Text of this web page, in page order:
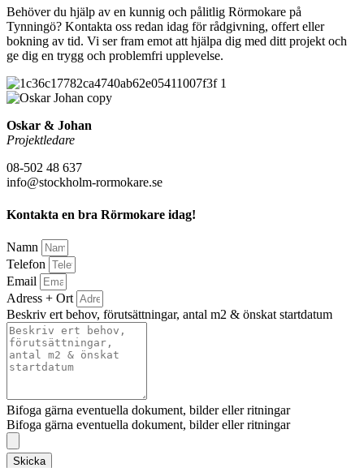
Behöver du hjälp av en kunnig och pålitlig Rörmokare på
Tynningö? Kontakta oss redan idag för rådgivning, offert eller
bokning av tid. Vi ser fram emot att hjälpa dig med ditt projekt och
ge dig en trygg och problemfri upplevelse.
Oskar & Johan
Projektledare
08-502 48 637
info@stockholm-rormokare.se
Kontakta en bra Rörmokare idag!
Namn
Telefon
Email
Adress + Ort
Beskriv ert behov, förutsättningar, antal m2 & önskat startdatum
Bifoga gärna eventuella dokument, bilder eller ritningar
Bifoga gärna eventuella dokument, bilder eller ritningar
Skicka